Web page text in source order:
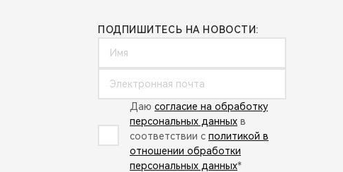
ПОДПИШИТЕСЬ НА НОВОСТИ:
Даю согласие на обработку
персональных данных в
соответствии с политикой в
отношении обработки
персональных данных*